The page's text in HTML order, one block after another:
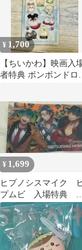
¥ 1,700
【ちいかわ】映画入
者特典 ボンボンドロッ
¥ 1,699
ヒプノシスマイク ヒ
プムビ 入場特典 オ
オサカ 優勝ビジュ